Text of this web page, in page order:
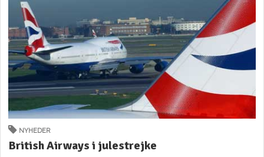
NYHEDER
British Airways i julestrejke